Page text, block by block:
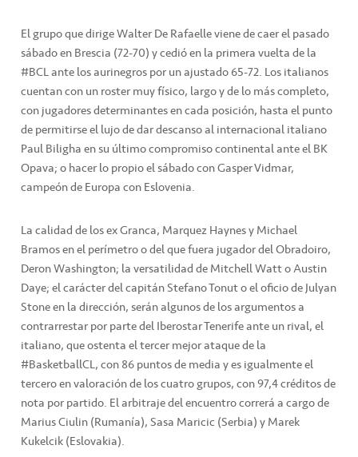
El grupo que dirige Walter De Rafaelle viene de caer el pasado
sábado en Brescia (72-70) y cedió en la primera vuelta de la
#BCL ante los aurinegros por un ajustado 65-72. Los italianos
cuentan con un roster muy físico, largo y de lo más completo,
con jugadores determinantes en cada posición, hasta el punto
de permitirse el lujo de dar descanso al internacional italiano
Paul Biligha en su último compromiso continental ante el BK
Opava; o hacer lo propio el sábado con Gasper Vidmar,
campeón de Europa con Eslovenia.
La calidad de los ex Granca, Marquez Haynes y Michael
Bramos en el perímetro o del que fuera jugador del Obradoiro,
Deron Washington; la versatilidad de Mitchell Watt o Austin
Daye; el carácter del capitán Stefano Tonut o el oficio de Julyan
Stone en la dirección, serán algunos de los argumentos a
contrarrestar por parte del Iberostar Tenerife ante un rival, el
italiano, que ostenta el tercer mejor ataque de la
#BasketballCL, con 86 puntos de media y es igualmente el
tercero en valoración de los cuatro grupos, con 97,4 créditos de
nota por partido. El arbitraje del encuentro correrá a cargo de
Marius Ciulin (Rumanía), Sasa Maricic (Serbia) y Marek
Kukelcik (Eslovakia).